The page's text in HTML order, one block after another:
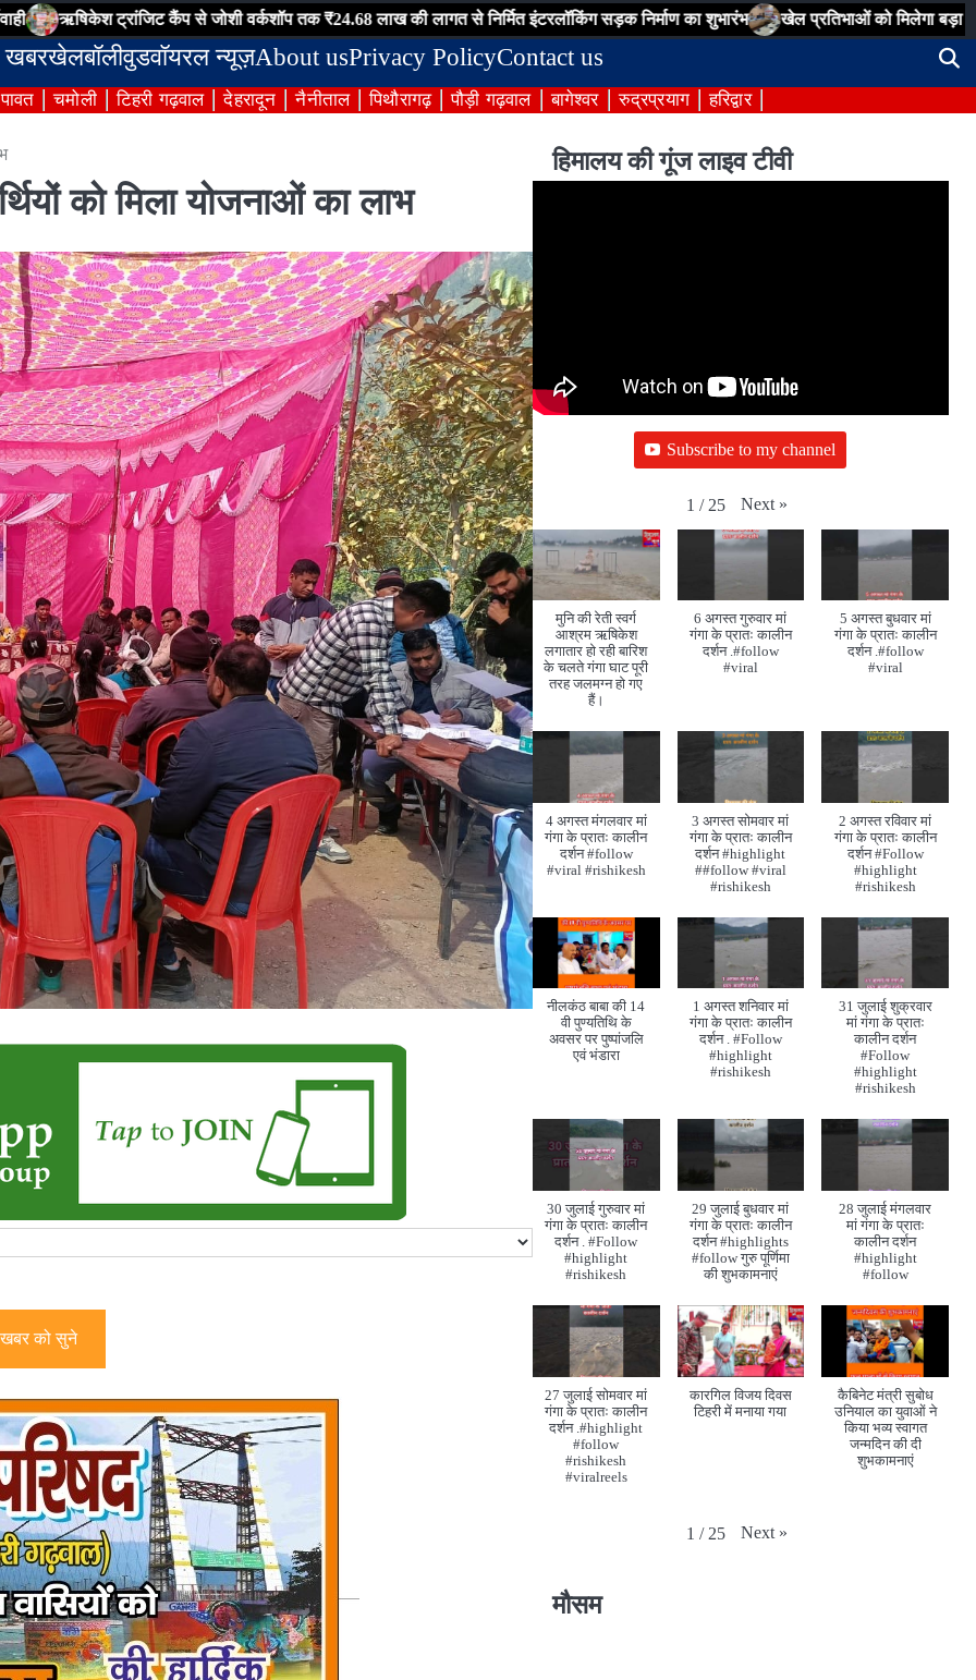
ट्रांजिट कैंप से जोशी वर्कशॉप तक ₹24.68 लाख की लागत से निर्मित इंटरलॉकिंग सड़क निर्माण का शुभारंभ खेल प्रतिभाओं को मिलेगा बड़ा मंच, मुख्यमंत्री
खबरखेलबॉलीवुडवॉयरल न्यूज़About usPrivacy PolicyContact us
चमोली टिहरी गढ़वाल देहरादून नैनीताल पिथौरागढ़ पौड़ी गढ़वाल बागेश्वर रुद्रप्रयाग हरिद्वार
को मिला योजनाओं का लाभ
को सुने
हिमालय की गूंज लाइव टीवी
Subscribe to my channel
1 / 25 Next »
मुनि की रेती स्वर्ग
आश्रम ऋषिकेश
लगातार हो रही बारिश
के चलते गंगा घाट पूरी
तरह जलमग्न हो गए
हैं।
6 अगस्त गुरुवार मां
गंगा के प्रातः कालीन
दर्शन .#follow
#viral
5 अगस्त बुधवार मां
गंगा के प्रातः कालीन
दर्शन .#follow
#viral
4 अगस्त मंगलवार मां
गंगा के प्रातः कालीन
दर्शन #follow
#viral #rishikesh
3 अगस्त सोमवार मां
गंगा के प्रातः कालीन
दर्शन #highlight
##follow #viral
#rishikesh
2 अगस्त रविवार मां
गंगा के प्रातः कालीन
दर्शन #Follow
#highlight
#rishikesh
नीलकंठ बाबा की 14
वी पुण्यतिथि के
अवसर पर पुष्पांजलि
एवं भंडारा
1 अगस्त शनिवार मां
गंगा के प्रातः कालीन
दर्शन . #Follow
#highlight
#rishikesh
31 जुलाई शुक्रवार
मां गंगा के प्रातः
कालीन दर्शन
#Follow
#highlight
#rishikesh
30 जुलाई गुरुवार मां
गंगा के प्रातः कालीन
दर्शन . #Follow
#highlight
#rishikesh
29 जुलाई बुधवार मां
गंगा के प्रातः कालीन
दर्शन #highlights
#follow गुरु पूर्णिमा
की शुभकामनाएं
28 जुलाई मंगलवार
मां गंगा के प्रातः
कालीन दर्शन
#highlight
#follow
27 जुलाई सोमवार मां
गंगा के प्रातः कालीन
दर्शन .#highlight
#follow
#rishikesh
#viralreels
कारगिल विजय दिवस
टिहरी में मनाया गया
कैबिनेट मंत्री सुबोध
उनियाल का युवाओं ने
किया भव्य स्वागत
जन्मदिन की दी
शुभकामनाएं
1 / 25 Next »
मौसम